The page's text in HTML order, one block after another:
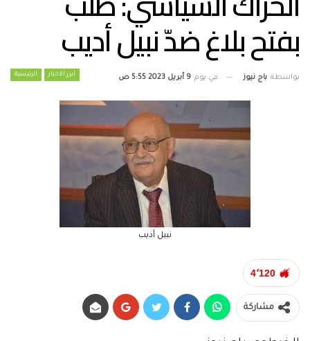
بفتح بلاغ ضدّ نبيل أديب
أبرز الأخبار الرئيسية بواسطة باج نيوز في يوم 9 أبريل 2023 5:55 ص
نبيل أديب
4٬120
مشاركة